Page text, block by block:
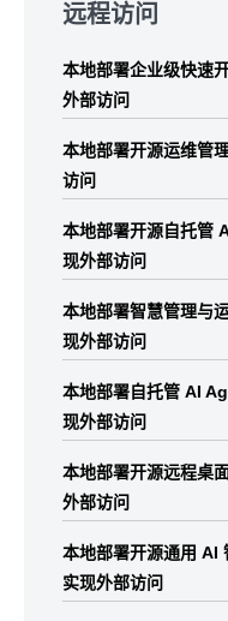
footer
远程访问
本地部署企业级快速
外部访问
本地部署开源运维管
访问
本地部署开源自托管
现外部访问
本地部署智慧管理与
现外部访问
本地部署自托管 AI
现外部访问
本地部署开源远程桌
外部访问
本地部署开源通用
实现外部访问